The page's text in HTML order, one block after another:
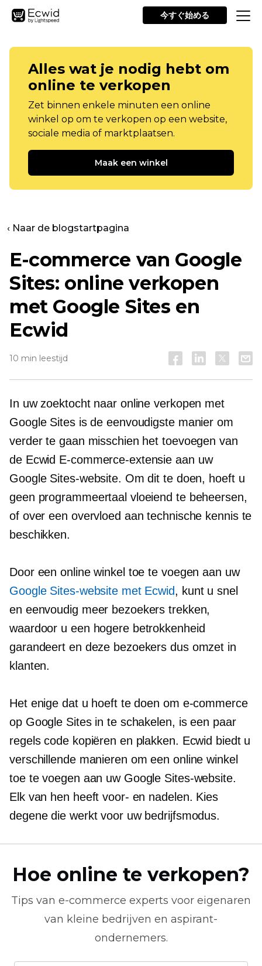
今すぐ始める
Alles wat je nodig hebt om
online te verkopen
Zet binnen enkele minuten een online
winkel op om te verkopen op een website,
sociale media of marktplaatsen.
Maak een winkel
‹ Naar de blogstartpagina
E-commerce van Google
Sites: online verkopen
met Google Sites en
Ecwid
10 min leestijd
In uw zoektocht naar online verkopen met
Google Sites is de eenvoudigste manier om
verder te gaan misschien het toevoegen van
de Ecwid E-commerce-extensie aan uw
Google Sites-website. Om dit te doen, hoeft u
geen programmeertaal vloeiend te beheersen,
of over een overvloed aan technische kennis te
beschikken.
Door een online winkel toe te voegen aan uw
Google Sites-website met Ecwid, kunt u snel
en eenvoudig meer bezoekers trekken,
waardoor u een hogere betrokkenheid
garandeert en deze bezoekers dus omzet in
klanten.
Het enige dat u hoeft te doen om e-commerce
op Google Sites in te schakelen, is een paar
regels code kopiëren en plakken. Ecwid biedt u
verschillende manieren om een ​​online winkel
toe te voegen aan uw Google Sites-website.
Elk van hen heeft voor- en nadelen. Kies
degene die werkt voor uw bedrijfsmodus.
Hoe online te verkopen?
Tips van e-commerce experts voor eigenaren
van kleine bedrijven en aspirant-
ondernemers.